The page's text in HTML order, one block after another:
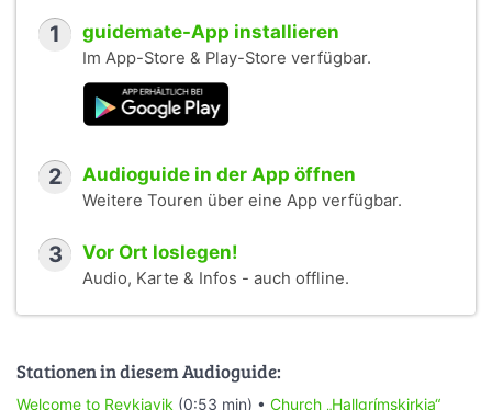
1 guidemate-App installieren
Im App-Store & Play-Store verfügbar.
2 Audioguide in der App öffnen
Weitere Touren über eine App verfügbar.
3 Vor Ort loslegen!
Audio, Karte & Infos - auch offline.
Stationen in diesem Audioguide:
Welcome to Reykjavik (0:53 min) • Church „Hallgrímskirkja“